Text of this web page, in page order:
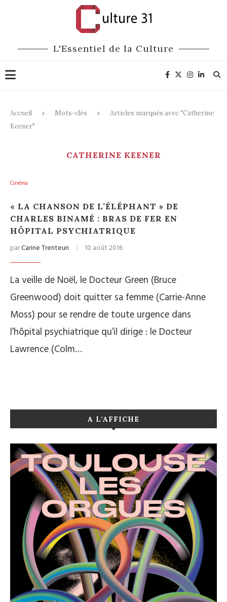
L'Essentiel de la Culture
Accueil Mots-clés
Articles marqués avec "Catherine
Keener"
CATHERINE KEENER
Cinéma
« LA CHANSON DE L’ÉLÉPHANT » DE
CHARLES BINAMÉ : BRAS DE FER EN
HÔPITAL PSYCHIATRIQUE
parCarine Trenteun 10 août 2016
La veille de Noël, le Docteur Green (Bruce
Greenwood) doit quitter sa femme (Carrie-Anne
Moss) pour se rendre de toute urgence dans
l’hôpital psychiatrique qu’il dirige : le Docteur
Lawrence (Colm…
A L’AFFICHE